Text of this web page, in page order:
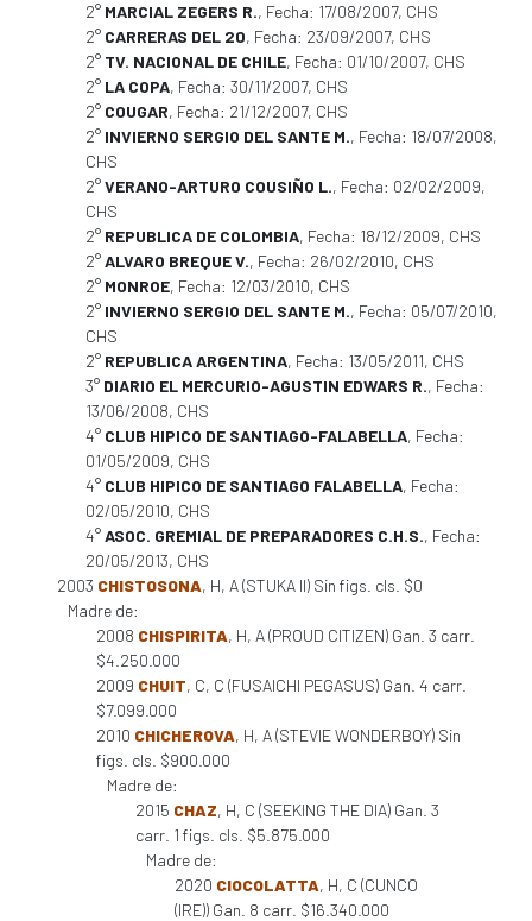
2° MARCIAL ZEGERS R., Fecha: 17/08/2007, CHS
2° CARRERAS DEL 20, Fecha: 23/09/2007, CHS
2° TV. NACIONAL DE CHILE, Fecha: 01/10/2007, CHS
2° LA COPA, Fecha: 30/11/2007, CHS
2° COUGAR, Fecha: 21/12/2007, CHS
2° INVIERNO SERGIO DEL SANTE M., Fecha: 18/07/2008,
CHS
2°VERANO-ARTURO COUSIÑO L., Fecha: 02/02/2009,
CHS
2° REPUBLICA DE COLOMBIA, Fecha: 18/12/2009, CHS
2°ALVARO BREQUE V., Fecha: 26/02/2010, CHS
2° MONROE, Fecha: 12/03/2010, CHS
2° INVIERNO SERGIO DEL SANTE M., Fecha: 05/07/2010,
CHS
2° REPUBLICA ARGENTINA, Fecha: 13/05/2011, CHS
3° DIARIO EL MERCURIO-AGUSTIN EDWARS R., Fecha:
13/06/2008, CHS
4° CLUB HIPICO DE SANTIAGO-FALABELLA, Fecha:
01/05/2009, CHS
4° CLUB HIPICO DE SANTIAGO FALABELLA, Fecha:
02/05/2010, CHS
4°ASOC. GREMIAL DE PREPARADORES C.H.S., Fecha:
20/05/2013, CHS
2003 CHISTOSONA, H, A (STUKA II) Sin figs. cls. $0
Madre de:
2008 CHISPIRITA, H, A (PROUD CITIZEN) Gan. 3 carr.
$4.250.000
2009 CHUIT, C, C (FUSAICHI PEGASUS) Gan. 4 carr.
$7.099.000
2010 CHICHEROVA, H, A (STEVIE WONDERBOY) Sin
figs. cls. $900.000
Madre de:
2015 CHAZ, H, C (SEEKING THE DIA) Gan. 3
carr. 1 figs. cls. $5.875.000
Madre de:
2020 CIOCOLATTA, H, C (CUNCO
(IRE)) Gan. 8 carr. $16.340.000